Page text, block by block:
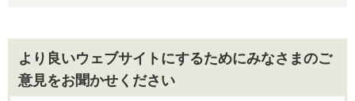
より良いウェブサイトにするためにみなさまのご
意見をお聞かせください